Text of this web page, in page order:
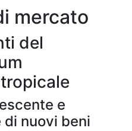
mercato
del
e
nuovi beni